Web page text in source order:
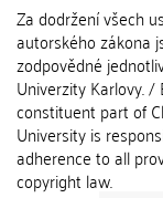
Za dodržení všech
autorského zákona
zodpovědné
Univerzity Karlovy. /
constituent part of
University is
adherence to all
copyright law.